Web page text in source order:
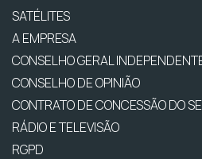
SATÉLITES
A EMPRESA
CONSELHO GERAL
CONSELHO DE OPINIÃO
CONTRATO DE CONCESSÃO DO
RÁDIO E TELEVISÃO
RGPD